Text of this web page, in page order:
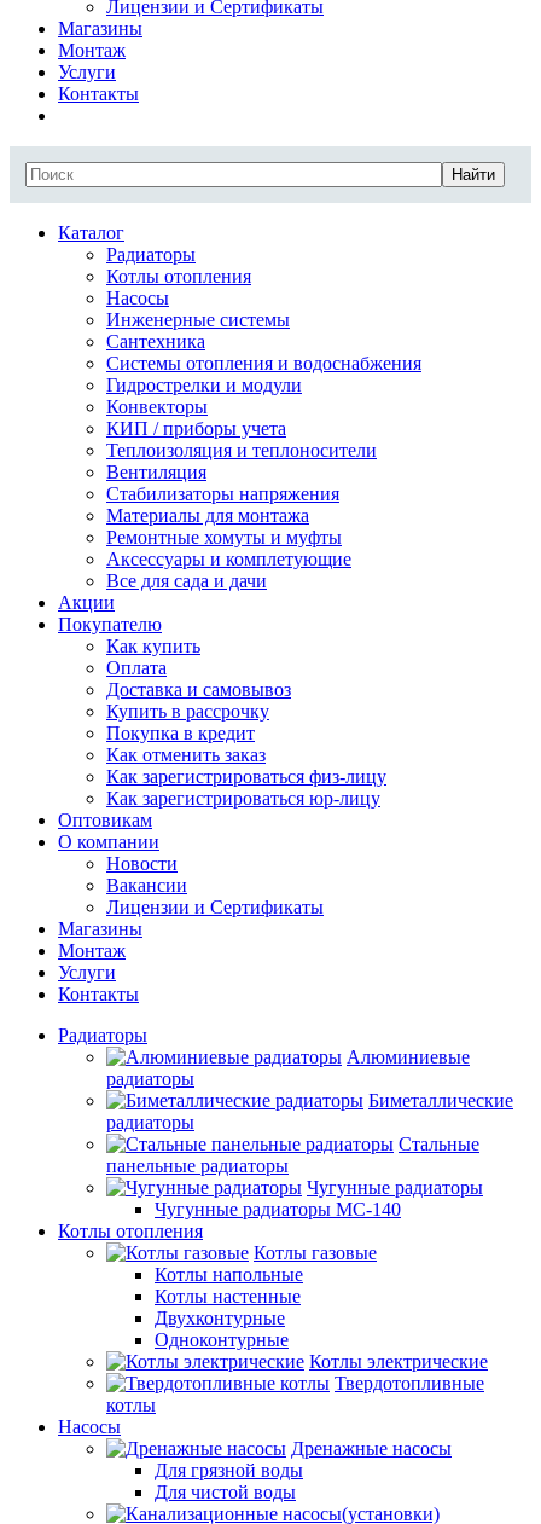
Лицензии и Сертификаты
Магазины
Монтаж
Услуги
Контакты
Найти
Каталог
Радиаторы
Котлы отопления
Насосы
Инженерные системы
Сантехника
Системы отопления и водоснабжения
Гидрострелки и модули
Конвекторы
КИП / приборы учета
Теплоизоляция и теплоносители
Вентиляция
Стабилизаторы напряжения
Материалы для монтажа
Ремонтные хомуты и муфты
Аксессуары и комплетующие
Все для сада и дачи
Акции
Покупателю
Как купить
Оплата
Доставка и самовывоз
Купить в рассрочку
Покупка в кредит
Как отменить заказ
Как зарегистрироваться физ-лицу
Как зарегистрироваться юр-лицу
Оптовикам
О компании
Новости
Вакансии
Лицензии и Сертификаты
Магазины
Монтаж
Услуги
Контакты
Радиаторы
Алюминиевые
радиаторы
Биметаллические
радиаторы
Стальные
панельные радиаторы
Чугунные радиаторы
Чугунные радиаторы МС-140
Котлы отопления
Котлы газовые
Котлы напольные
Котлы настенные
Двухконтурные
Одноконтурные
Котлы электрические
Твердотопливные
котлы
Насосы
Дренажные насосы
Для грязной воды
Для чистой воды